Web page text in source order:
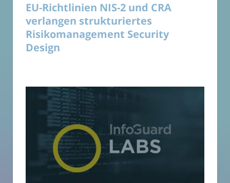
EU-Richtlinien NIS-2 und CRA
verlangen strukturiertes
Risikomanagement Security
Design